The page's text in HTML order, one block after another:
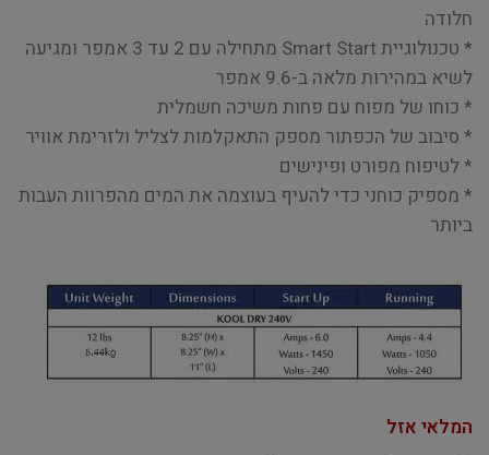
חלודה
* טכנולוגיית Smart Start מתחילה עם 2 עד 3 אמפר ומגיעה
לשיא במהירות מלאה ב-9.6 אמפר
* כוחו של מפוח עם פחות משיכה חשמלית
* סיבוב של הכפתור מספק התאקלמות לצליל ולזרימת אוויר
* לטיפוח מפורט ופינישים
* מספיק כוחני כדי להעיף בעוצמה את המים מהפרוות העבות
ביותר
המלאי אזל